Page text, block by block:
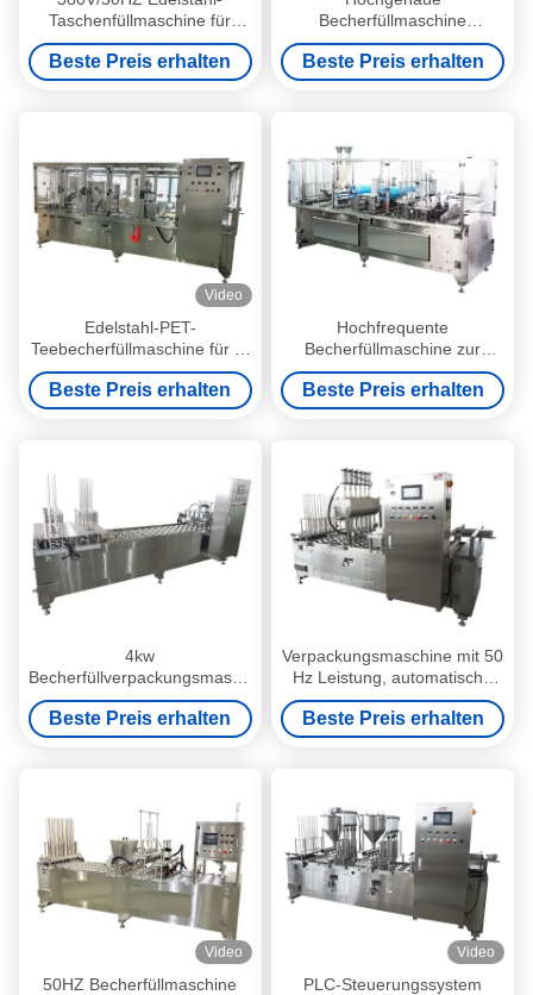
Taschenfüllmaschine für
industrielle Verwendung
Beste Preis erhalten
Becherfüllmaschine
Honiglöffelfüllmaschine mit
PLC-System
Beste Preis erhalten
Video
Edelstahl-PET-
Teebecherfüllmaschine für 1-
50 ml
Beste Preis erhalten
Hochfrequente
Becherfüllmaschine zur
Befüllung von 1-50 ml Honig
Beste Preis erhalten
4kw
Becherfüllverpackungsmaschine
für 100-500ml
Flaschenverpackung
Beste Preis erhalten
Verpackungsmaschine mit 50
Hz Leistung, automatische
Versiegelung und Füllung für
industrielle Verwendung
Beste Preis erhalten
Video
50HZ Becherfüllmaschine
Video
PLC-Steuerungssystem